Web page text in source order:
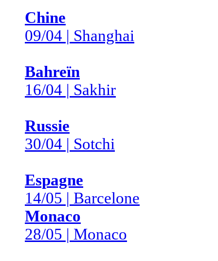
Chine
09/04 | Shanghai
Bahreïn
16/04 | Sakhir
Russie
30/04 | Sotchi
Espagne
14/05 | Barcelone
Monaco
28/05 | Monaco